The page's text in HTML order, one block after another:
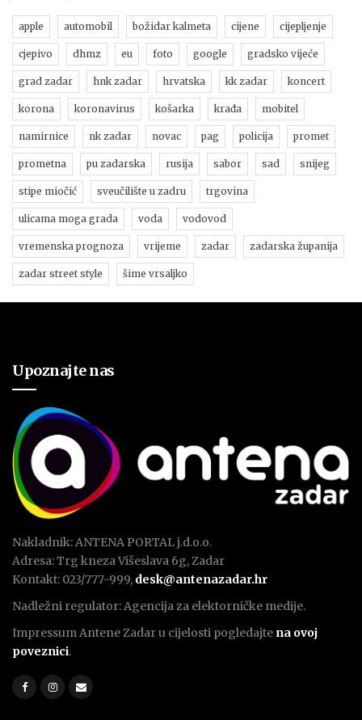
apple automobil božidar kalmeta cijene cijepljenje
cjepivo dhmz eu foto google gradsko vijeće
grad zadar hnk zadar hrvatska kk zadar koncert
korona koronavirus košarka krađa mobitel
namirnice nk zadar novac pag policija promet
prometna pu zadarska rusija sabor sad snijeg
stipe miočić sveučilište u zadru trgovina
ulicama moga grada voda vodovod
vremenska prognoza vrijeme zadar zadarska županija
zadar street style šime vrsaljko
Upoznajte nas
Nakladnik: ANTENA PORTAL j.d.o.o.
Adresa: Trg kneza Višeslava 6g, Zadar
Kontakt: 023/777-999, desk@antenazadar.hr
Nadležni regulator: Agencija za elektorničke medije.
Impressum Antene Zadar u cijelosti pogledajte na ovoj
poveznici.